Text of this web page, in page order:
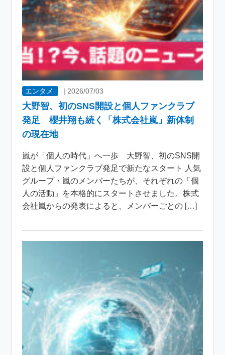
エンタメ | 2026/07/03
大野智、初のSNS開設と個人ファンクラブ
発足 櫻井翔も続く「株式会社嵐」新体制
の現在地
嵐が「個人の時代」へ一歩 大野智、初のSNS開
設と個人ファンクラブ発足で新たなスタート 人気
グループ・嵐のメンバーたちが、それぞれの「個
人の活動」を本格的にスタートさせました。株式
会社嵐からの発表によると、メンバーごとの […]